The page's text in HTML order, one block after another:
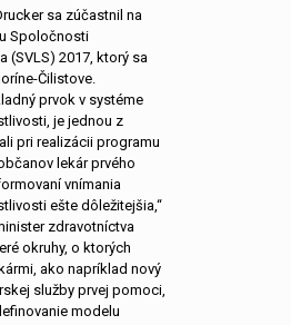
sa zúčastnil na
Spoločnosti
(SVLS) 2017, ktorý sa
Čilistove.
prvok v systéme
je jednou z
pri realizácii programu
lekár prvého
vnímania
ešte dôležitejšia,“
zdravotníctva
okruhy, o ktorých
ako napríklad nový
služby prvej pomoci,
modelu